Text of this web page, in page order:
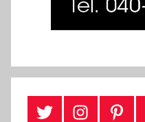
Twitter Instragram